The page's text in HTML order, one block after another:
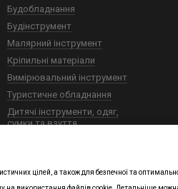
Будобладнання
Будінструмент
Малярний інструмент
Кріпильні матеріали
Вимірювальний інструмент
Туристичне обладнання
Дитячі інструменти, одяг,
сумки та взуття
цілей, а також для безпечної та